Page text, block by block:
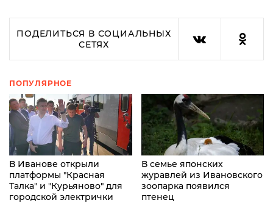
ПОДЕЛИТЬСЯ В СОЦИАЛЬНЫХ
СЕТЯХ
ПОПУЛЯРНОЕ
В Иванове открыли
платформы "Красная
Талка" и "Курьяново" для
городской электрички
В семье японских
журавлей из Ивановского
зоопарка появился
птенец